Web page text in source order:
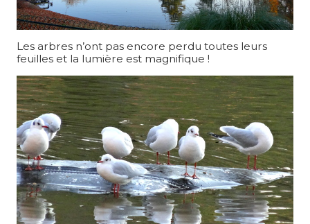
Les arbres n’ont pas encore perdu toutes leurs
feuilles et la lumière est magnifique !